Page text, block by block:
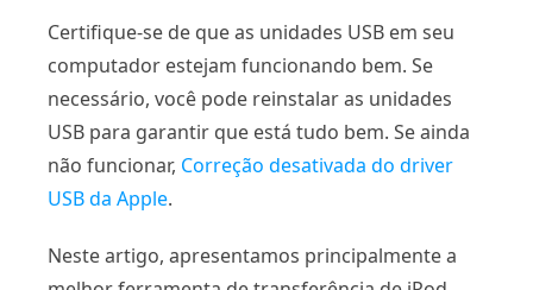
Certifique-se de que as unidades USB em seu
computador estejam funcionando bem. Se
necessário, você pode reinstalar as unidades
USB para garantir que está tudo bem. Se ainda
não funcionar, Correção desativada do driver
USB da Apple.
Neste artigo, apresentamos principalmente a